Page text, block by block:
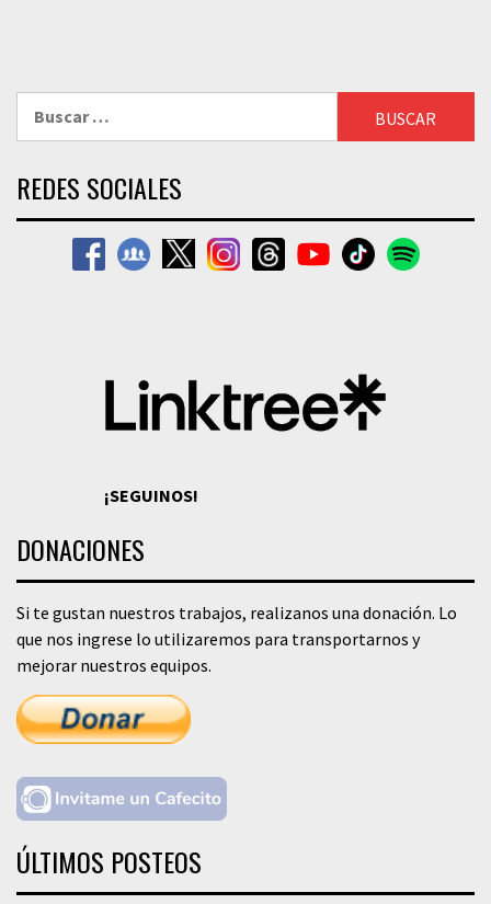
REDES SOCIALES
¡SEGUINOS!
DONACIONES
Si te gustan nuestros trabajos, realizanos una donación. Lo
que nos ingrese lo utilizaremos para transportarnos y
mejorar nuestros equipos.
ÚLTIMOS POSTEOS